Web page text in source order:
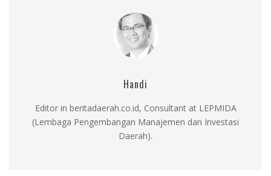
Handi
Editor in beritadaerah.co.id, Consultant at LEPMIDA
(Lembaga Pengembangan Manajemen dan Investasi
Daerah).